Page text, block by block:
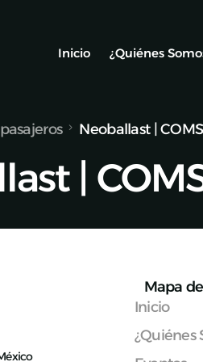
Inicio ¿Quiénes
Socios
Nuestro
Neoballast |
|
Mapa
Inicio
¿Quiénes